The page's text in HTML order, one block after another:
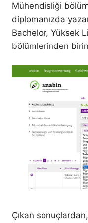
Mühendisliği
diplomanızda
Bachelor, Yüksek
bölümlerinden
Çıkan